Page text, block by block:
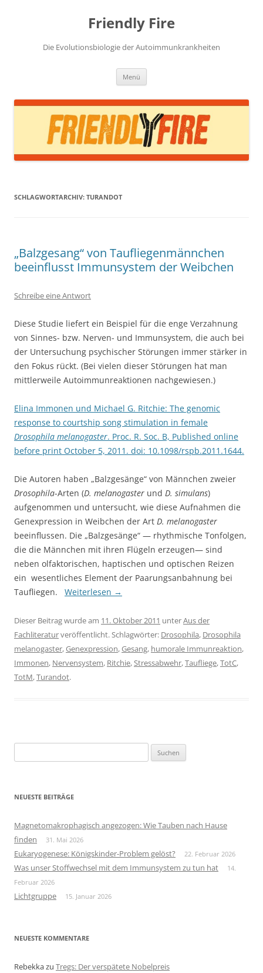
Friendly Fire
Die Evolutionsbiologie der Autoimmunkrankheiten
Menü
SCHLAGWORTARCHIV: TURANDOT
„Balzgesang“ von Taufliegenmännchen
beeinflusst Immunsystem der Weibchen
Schreibe eine Antwort
Diese Studie liefert ein Beispiel für die enge Verzahnung
von Sinnes- bzw. Nerven- und Immunsystem, die auch bei
der Untersuchung psychischer Störungen immer stärker in
den Fokus rückt. (Bei vielen dieser Störungen hat man
mittlerweile Autoimmunreaktionen nachgewiesen.)
Elina Immonen und Michael G. Ritchie: The genomic
response to courtship song stimulation in female
Drosophila melanogaster. Proc. R. Soc. B, Published online
before print October 5, 2011. doi: 10.1098/rspb.2011.1644.
Die Autoren haben „Balzgesänge“ von Männchen zweier
Drosophila-Arten (D. melanogaster und D. simulans)
aufgenommen und untersucht, wie diese Aufnahmen die
Genexpression in Weibchen der Art D. melanogaster
beeinflussen. Die „Balzgesänge“ — rhythmische Tonfolgen,
die die Männchen mit ihren Flügeln erzeugen— sind
neben olfaktorischen, haptischen und optischen Reizen
ein wesentliches Element der Paarungsanbahnung bei
Taufliegen. Weiterlesen →
Dieser Beitrag wurde am 11. Oktober 2011 unterAus der
Fachliteraturveröffentlicht. Schlagwörter: Drosophila, Drosophila
melanogaster,Genexpression,Gesang, humorale Immunreaktion,
Immonen, Nervensystem, Ritchie,Stressabwehr,Taufliege,TotC,
TotM,Turandot.
nach:
NEUESTE BEITRÄGE
Magnetomakrophagisch angezogen: Wie Tauben nach Hause
finden
31. Mai 2026
Eukaryogenese: Königskinder-Problem gelöst? 22. Februar 2026
Was unser Stoffwechsel mit dem Immunsystem zu tun hat
14.
Februar 2026
Lichtgruppe 15. Januar 2026
NEUESTE KOMMENTARE
Rebekkazu Tregs: Der verspätete Nobelpreis